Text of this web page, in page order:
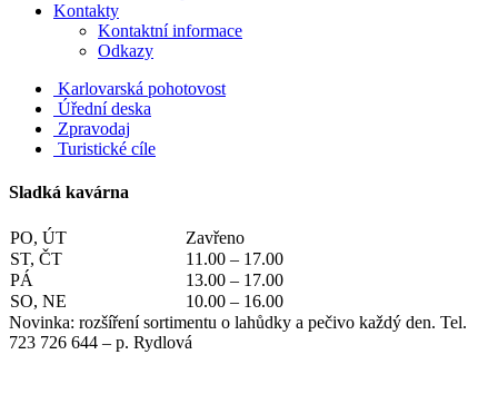
Kontakty
Kontaktní informace
Odkazy
Karlovarská pohotovost
Úřední deska
Zpravodaj
Turistické cíle
Sladká kavárna
PO, ÚT
Zavřeno
ST, ČT
11.00 – 17.00
PÁ
13.00 – 17.00
SO, NE
10.00 – 16.00
Novinka: rozšíření sortimentu o lahůdky a pečivo každý den. Tel.
723 726 644 – p. Rydlová